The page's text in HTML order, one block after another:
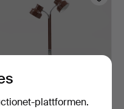
plattformen.